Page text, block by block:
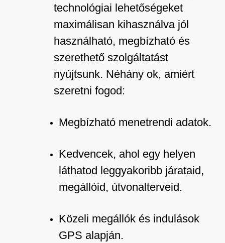
technológiai lehetőségeket
maximálisan kihasználva jól
használható, megbízható és
szerethető szolgáltatást
nyújtsunk. Néhány ok, amiért
szeretni fogod:
Megbízható menetrendi adatok.
Kedvencek, ahol egy helyen
láthatod leggyakoribb járataid,
megállóid, útvonalterveid.
Közeli megállók és indulások
GPS alapján.